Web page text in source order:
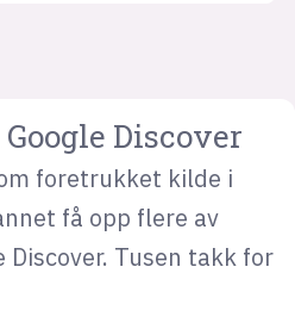
Discover
foretrukket kilde i
få opp flere av
Discover. Tusen takk for